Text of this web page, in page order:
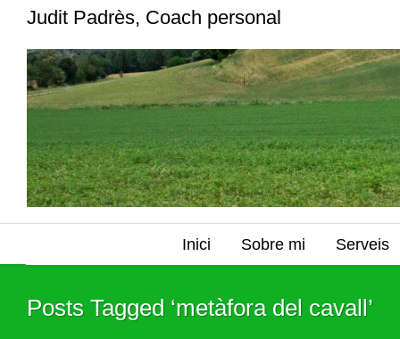
Judit Padrès, Coach personal
Inici Sobre mi Serveis
Posts Tagged ‘metàfora del cavall’